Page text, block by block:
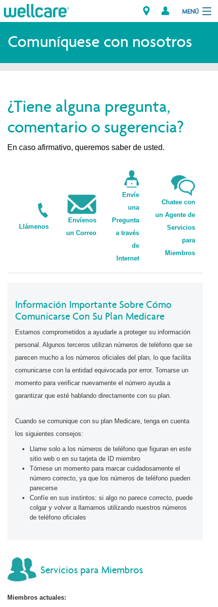
MENÚ
Explorar los Planes
Miembros
Intermediarios
Encuentre un Proveedor/Farmacia
Comuníquese con nosotros
¿Tiene alguna pregunta,
comentario o sugerencia?
En caso afirmativo, queremos saber de usted.
Llámenos
Envíenos
un Correo
Envíe
una
Pregunta
a través
de
Internet
Chatee con
un Agente de
Servicios
para
Miembros
Información Importante Sobre Cómo
Comunicarse Con Su Plan Medicare
Estamos comprometidos a ayudarle a proteger su información
personal. Algunos terceros utilizan números de teléfono que se
parecen mucho a los números oficiales del plan, lo que facilita
comunicarse con la entidad equivocada por error. Tomarse un
momento para verificar nuevamente el número ayuda a
garantizar que esté hablando directamente con su plan.
Cuando se comunique con su plan Medicare, tenga en cuenta
los siguientes consejos:
Llame solo a los números de teléfono que figuran en este
sitio web o en su tarjeta de ID miembro
Tómese un momento para marcar cuidadosamente el
número correcto, ya que los números de teléfono pueden
parecerse
Confíe en sus instintos: si algo no parece correcto, puede
colgar y volver a llamarnos utilizando nuestros números
de teléfono oficiales
Servicios para Miembros
Miembros actuales: